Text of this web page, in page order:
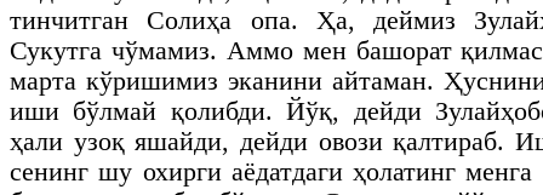
тинчитган Солиҳа опа. Ҳа, деймиз
Сукутга чўмамиз. Аммо мен башорат
марта кўришимиз эканини айтаман.
иши бўлмай қолибди. Йўқ, дейди
ҳали узоқ яшайди, дейди овози қалтираб.
сенинг шу охирги аёдатдаги ҳолатинг менга